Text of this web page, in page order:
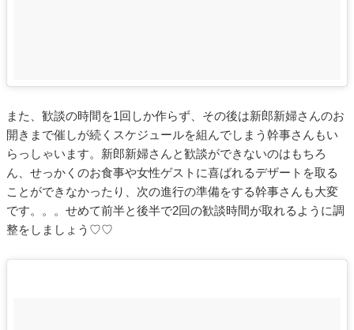
また、歓談の時間を1回しか作らず、その後は新郎新婦さんのお
開きまで催しが続くスケジュールを組んでしまう幹事さんもい
らっしゃいます。新郎新婦さんと歓談ができないのはもちろ
ん、せっかくのお食事や女性ゲストに喜ばれるデザートを取る
ことができなかったり、次の進行の準備をする幹事さんも大変
です。。。せめて前半と後半で2回の歓談時間が取れるように調
整をしましょう♡♡